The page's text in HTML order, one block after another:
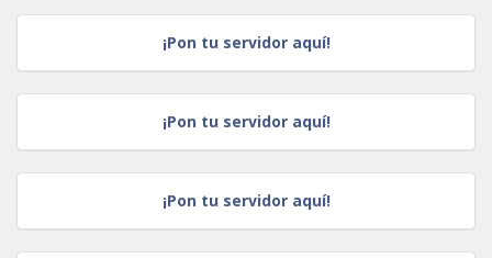
¡Pon tu servidor aquí!
¡Pon tu servidor aquí!
¡Pon tu servidor aquí!